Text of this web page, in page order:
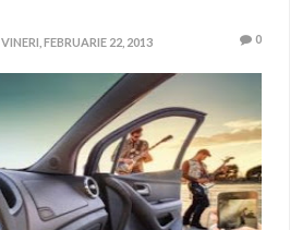
VINERI, FEBRUARIE 22, 2013 0